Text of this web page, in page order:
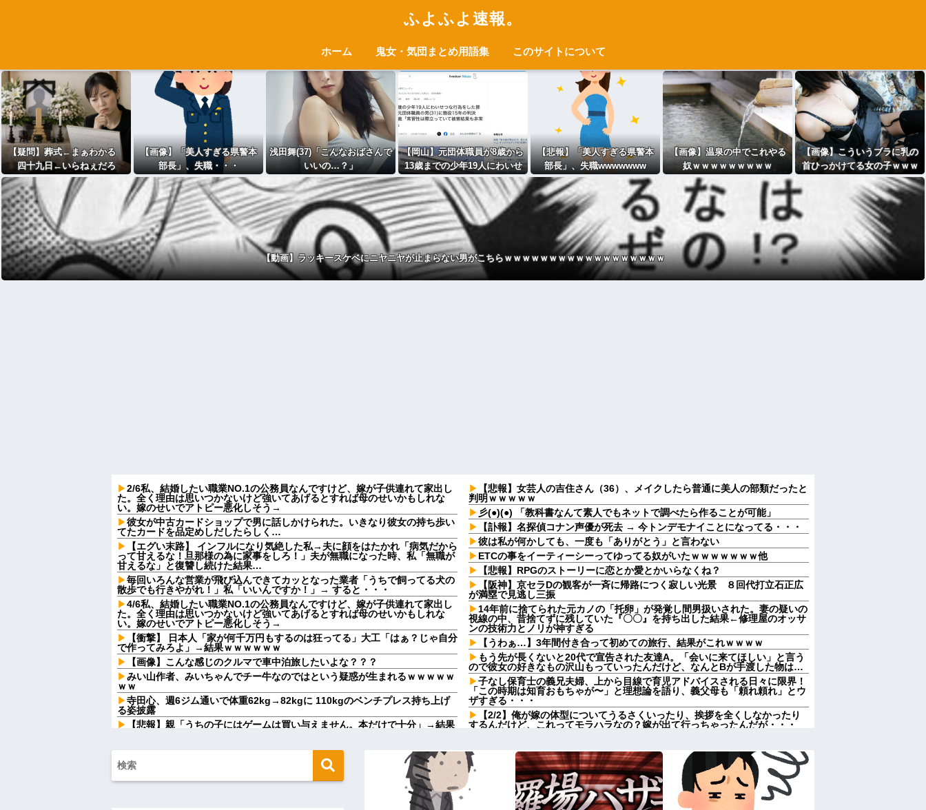
ふよふよ速報。
ホーム 鬼女・気団まとめ用語集 このサイトについて
【疑問】葬式←まぁわかる
四十九日←いらねぇだろ
【画像】「美人すぎる県警本
部長」、失職・・・
浅田舞(37)「こんなおばさんで
いいの…？」
【岡山】元団体職員が8歳から
13歳までの少年19人にわいせ
つ行為→懲役15年の判決
【悲報】「美人すぎる県警本
部長」、失職wwwwwww
【画像】温泉の中でこれやる
奴ｗｗｗｗｗｗｗｗｗ
【画像】こういうブラに乳の
首ひっかけてる女の子ｗｗｗ
【動画】ラッキースケベにニヤニヤが止まらない男がこちらｗｗｗｗｗｗｗｗｗｗｗｗｗｗｗｗｗｗ
2/6私、結婚したい職業NO.1の公務員なんですけど、嫁が子供連れて家出し
た。全く理由は思いつかないけど強いてあげるとすれば母のせいかもしれな
い。嫁のせいでアトピー悪化しそう→
彼女が中古カードショップで男に話しかけられた。いきなり彼女の持ち歩い
てたカードを品定めしだしたらしく…
【エグい末路】 インフルになり気絶した私→夫に顔をはたかれ「病気だから
って甘えるな！旦那様の為に家事をしろ！」夫が無職になった時、私「無職が
甘えるな」と復讐し続けた結果…
毎回いろんな営業が飛び込んできてカッとなった業者「うちで飼ってる犬の
散歩でも行きやがれ！」私「いいんですか！」→ すると・・・
4/6私、結婚したい職業NO.1の公務員なんですけど、嫁が子供連れて家出し
た。全く理由は思いつかないけど強いてあげるとすれば母のせいかもしれな
い。嫁のせいでアトピー悪化しそう→
【衝撃】 日本人「家が何千万円もするのは狂ってる」大工「はぁ？じゃ自分
で作ってみろよ」→結果ｗｗｗｗｗｗ
【画像】こんな感じのクルマで車中泊旅したいよな？？？
みい山作者、みいちゃんでチー牛なのではという疑惑が生まれるｗｗｗｗｗ
ｗｗ
寺田心、週6ジム通いで体重62kg→82kgに 110kgのベンチプレス持ち上げ
る姿披露
【悲報】親「うちの子にはゲームは買い与えません。本だけで十分」→結果
ハンターハンターにわか「何でも切れる刀は具現化できない(ﾆﾁｯ」←これ
夫「嫁がメシマズで困ってるんだよ。毎日つれーわｗ」義両親「なに！食べ
に行く！」夫「いや、そんな事しなくていいからｗ」→ある日、私の作った
ご...
釣りに行く息子がご飯全部おにぎりにしてくれた。わずかにビオレ薬用ハン
【悲報】女芸人の吉住さん（36）、メイクしたら普通に美人の部類だったと
判明ｗｗｗｗｗ
彡(●)(●) 「教科書なんて素人でもネットで調べたら作ることが可能」
【訃報】名探偵コナン声優が死去 → 今トンデモナイことになってる・・・
彼は私が何かしても、一度も「ありがとう」と言わない
ETCの事をイーティーシーってゆってる奴がいたｗｗｗｗｗｗｗ他
【悲報】RPGのストーリーに恋とか愛とかいらなくね？
【阪神】京セラDの観客が一斉に帰路につく寂しい光景 ８回代打立石正広
が満塁で見逃し三振
14年前に捨てられた元カノの「托卵」が発覚し間男扱いされた。妻の疑いの
視線の中、昔捨てずに残していた『〇〇』を持ち出した結果←修理屋のオッサ
ンの技術力とノリが神すぎる
【うわぁ…】3年間付き合って初めての旅行、結果がこれｗｗｗｗ
もう先が長くないと20代で宣告された友達A。「会いに来てほしい」と言う
ので彼女の好きなもの沢山もっていったんだけど、なんとBが手渡した物は…
子なし保育士の義兄夫婦、上から目線で育児アドバイスされる日々に限界！
「この時期は知育おもちゃが〜」と理想論を語り、義父母も「頼れ頼れ」とウ
ザすぎる・・・
【2/2】俺が嫁の体型についてうるさくいったり、挨拶を全くしなかったり
するんだけど、これってモラハラなの？嫁が出て行っちゃったんだが・・・
彼女と結婚の話をしていた時に言われたことが衝撃だった
【疑問】葬式←まぁわかる 四十九日←いらねぇだろ
毎年母の日の前に義母から「母の日遊びにおいでコール」が入る。今年は私
が寝込んでいて忙しいので、行くのを断ったのだが…